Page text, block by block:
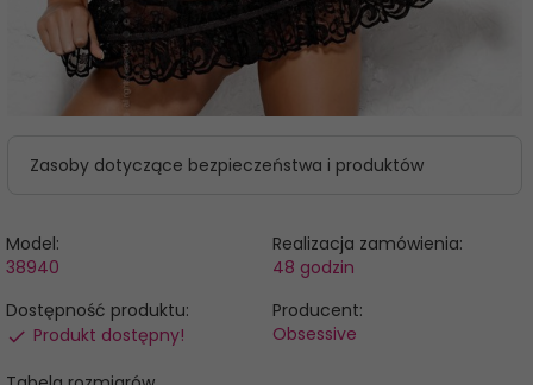
Zasoby dotyczące bezpieczeństwa i produktów
Model:
38940
Realizacja zamówienia:
48 godzin
Dostępność produktu:
Produkt dostępny!
Producent:
Obsessive